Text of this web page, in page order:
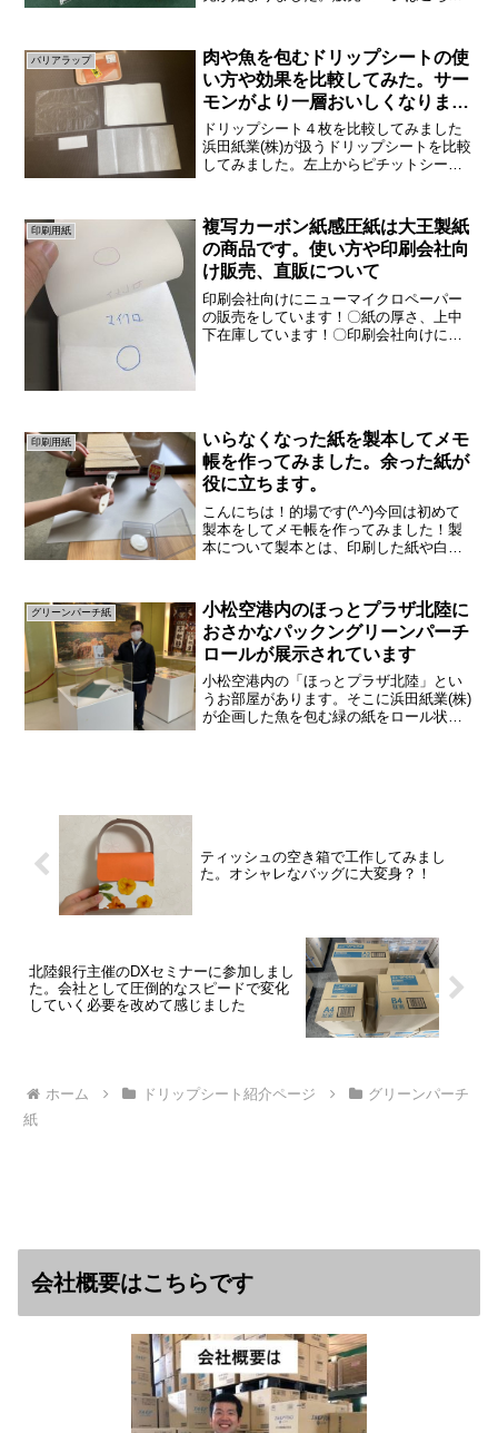
いですね。すごい嬉しいです。こちらに
小分けしてあります。沖釣...
バリアラップ
肉や魚を包むドリップシートの使
い方や効果を比較してみた。サー
モンがより一層おいしくなりまし
た
ドリップシート４枚を比較してみました
浜田紙業(株)が扱うドリップシートを比較
してみました。左上からピチットシー
それぞれ商品の詳細ページへ移動しま
す。そして使用する魚はス...
印刷用紙
複写カーボン紙感圧紙は大王製紙
の商品です。使い方や印刷会社向
け販売、直販について
印刷会社向けにニューマイクロペーパー
の販売をしています！〇紙の厚さ、上中
下在庫しています！〇印刷会社向けに全
印刷用紙
いらなくなった紙を製本してメモ
帳を作ってみました。余った紙が
役に立ちます。
こんにちは！的場です(^-^)今回は初めて
製本をしてメモ帳を作ってみました！製
本について製本とは、印刷した紙や白紙
に紹介します。①上製本中身の紙がバラ
バラにならないよう...
グリーンパーチ紙
小松空港内のほっとプラザ北陸に
おさかなパックングリーンパーチ
ロールが展示されています
小松空港内の「ほっとプラザ北陸」とい
うお部屋があります。そこに浜田紙業(株)
が企画した魚を包む緑の紙をロール状に
ティッシュの空き箱で工作してみまし
た。オシャレなバッグに大変身？！
北陸銀行主催のDXセミナーに参加しまし
た。会社として圧倒的なスピードで変化
していく必要を改めて感じました
ホーム ドリップシート紹介ページ
グリーンパーチ
紙
会社概要はこちらです